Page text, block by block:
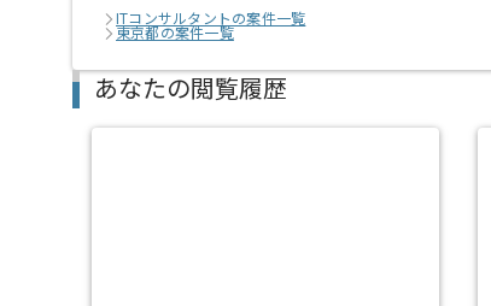
ITコンサルタントの案件一覧
東京都の案件一覧
あなたの閲覧履歴